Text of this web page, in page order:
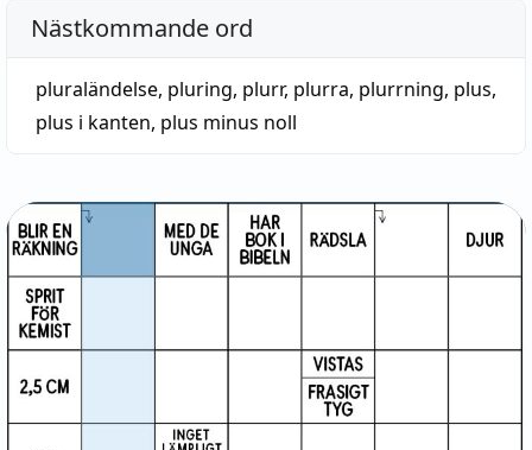
Nästkommande ord
pluraländelse, pluring, plurr, plurra, plurrning, plus,
plus i kanten, plus minus noll